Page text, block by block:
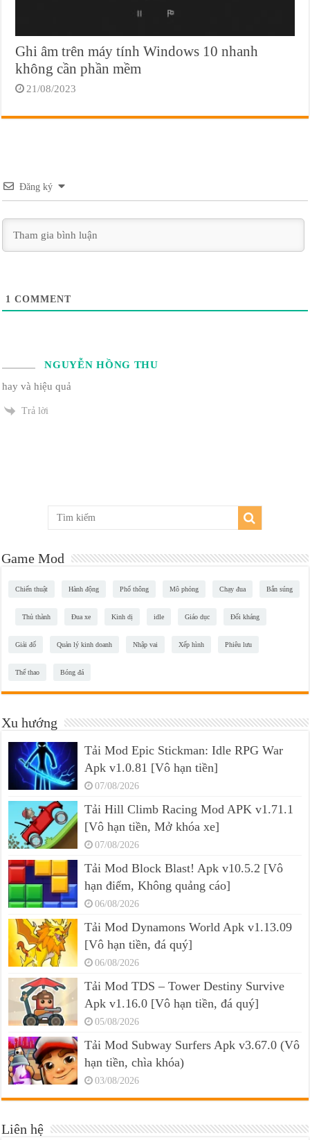
Ghi âm trên máy tính Windows 10 nhanh
không cần phần mềm
21/08/2023
Đăng ký
1 COMMENT
NGUYỄN HỒNG THU
hay và hiệu quả
Trả lời
Game Mod
Chiến thuật Hành động Phổ thông Mô phỏng Chạy đua Bắn súng
Thủ thành Đua xe Kinh dị idle Giáo dục Đối kháng
Giải đố Quản lý kinh doanh Nhập vai Xếp hình Phiêu lưu
Thể thao Bóng đá
Xu hướng
Tải Mod Epic Stickman: Idle RPG War
Apk v1.0.81 [Vô hạn tiền]
07/08/2026
Tải Hill Climb Racing Mod APK v1.71.1
[Vô hạn tiền, Mở khóa xe]
07/08/2026
Tải Mod Block Blast! Apk v10.5.2 [Vô
hạn điểm, Không quảng cáo]
06/08/2026
Tải Mod Dynamons World Apk v1.13.09
[Vô hạn tiền, đá quý]
06/08/2026
Tải Mod TDS – Tower Destiny Survive
Apk v1.16.0 [Vô hạn tiền, đá quý]
05/08/2026
Tải Mod Subway Surfers Apk v3.67.0 (Vô
hạn tiền, chìa khóa)
03/08/2026
Liên hệ